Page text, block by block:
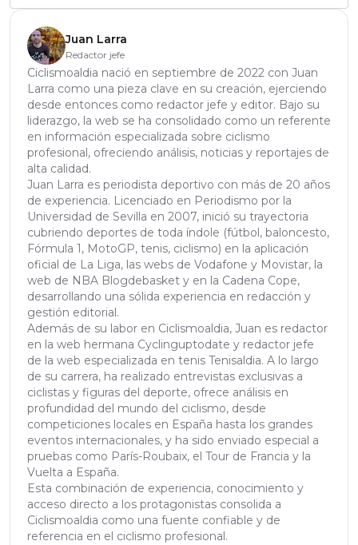
Juan Larra
Redactor jefe
Ciclismoaldia nació en septiembre de 2022 con Juan
Larra como una pieza clave en su creación, ejerciendo
desde entonces como redactor jefe y editor. Bajo su
liderazgo, la web se ha consolidado como un referente
en información especializada sobre ciclismo
profesional, ofreciendo análisis, noticias y reportajes de
alta calidad.
Juan Larra es periodista deportivo con más de 20 años
de experiencia. Licenciado en Periodismo por la
Universidad de Sevilla en 2007, inició su trayectoria
cubriendo deportes de toda índole (fútbol, baloncesto,
Fórmula 1, MotoGP, tenis, ciclismo) en la aplicación
oficial de La Liga, las webs de Vodafone y Movistar, la
web de NBA Blogdebasket y en la Cadena Cope,
desarrollando una sólida experiencia en redacción y
gestión editorial.
Además de su labor en Ciclismoaldia, Juan es redactor
en la web hermana Cyclinguptodate y redactor jefe
de la web especializada en tenis Tenisaldia. A lo largo
de su carrera, ha realizado entrevistas exclusivas a
ciclistas y figuras del deporte, ofrece análisis en
profundidad del mundo del ciclismo, desde
competiciones locales en España hasta los grandes
eventos internacionales, y ha sido enviado especial a
pruebas como París-Roubaix, el Tour de Francia y la
Vuelta a España.
Esta combinación de experiencia, conocimiento y
acceso directo a los protagonistas consolida a
Ciclismoaldia como una fuente confiable y de
referencia en el ciclismo profesional.